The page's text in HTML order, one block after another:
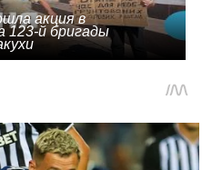
акция в
123-й бригады